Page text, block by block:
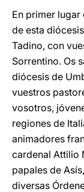
En primer
de esta
Tadino, con
Sorrentino. Os
diócesis de
vuestros
vosotros,
regiones de
animadores
cardenal Attilio
papales de
diversas